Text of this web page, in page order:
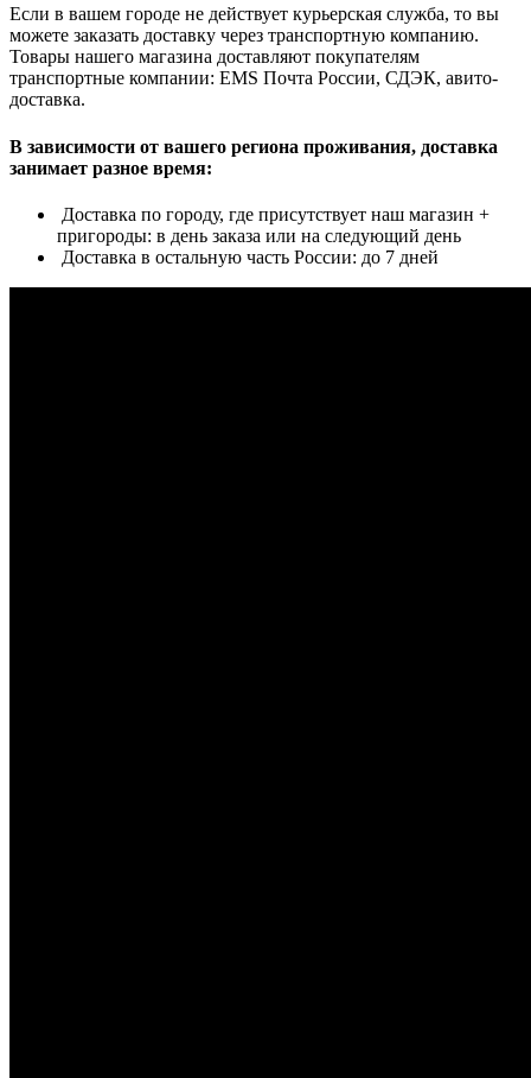
Если в вашем городе не действует курьерская служба, то вы
можете заказать доставку через транспортную компанию.
Товары нашего магазина доставляют покупателям
транспортные компании: EMS Почта России, СДЭК, авито-
доставка.
В зависимости от вашего региона проживания, доставка
занимает разное время:
Доставка по городу, где присутствует наш магазин +
пригороды: в день заказа или на следующий день
Доставка в остальную часть России: до 7 дней